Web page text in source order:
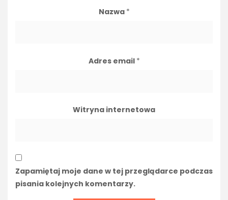
Nazwa *
Adres email *
Witryna internetowa
Zapamiętaj moje dane w tej przeglądarce podczas
pisania kolejnych komentarzy.